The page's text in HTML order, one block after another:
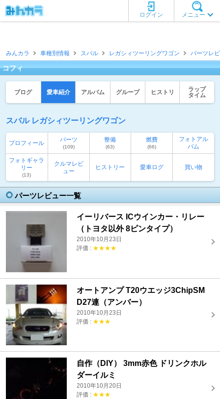
メニュー
ログイン
みんカラ 車種別情報 スバル レガシィツーリングワゴン パーツレ
コフィ
ブログ 愛車紹介 アルバム グループ ヒストリ
ラップ
タイム
スバル レガシィツーリングワゴン
プロフィール パーツ
(109)
整備
(63)
燃費
(66)
フォトアル
バム
フォトギャラ
リー
(13)
クルマレビ
ュー
ヒストリー 愛車ログ 買い物
パーツレビュー一覧
イーリバース ICウインカー・リレー
（トヨタ以外 8ピンタイプ）
2010年10月23日
評価 : ★★★★
オートアンプ T20ウエッジ3ChipSM
D27連（アンバー）
2010年10月23日
評価 : ★★★
自作（DIY） 3mm赤色 ドリンクホル
ダーイルミ
2010年10月20日
評価 : ★★★